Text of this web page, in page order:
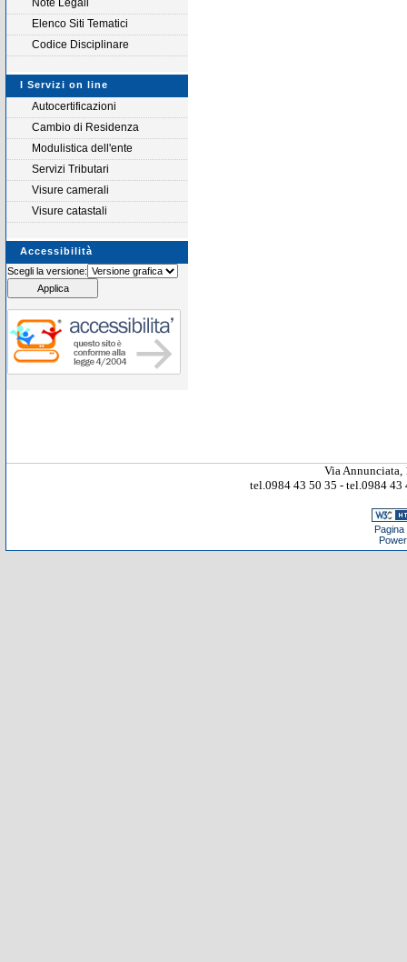
Note Legali
Elenco Siti Tematici
Codice Disciplinare
I Servizi on line
Autocertificazioni
Cambio di Residenza
Modulistica dell'ente
Servizi Tributari
Visure camerali
Visure catastali
Accessibilità
Scegli la versione:
Via Annunciata,
tel.0984 43 50 35 - tel.0984
Pagina